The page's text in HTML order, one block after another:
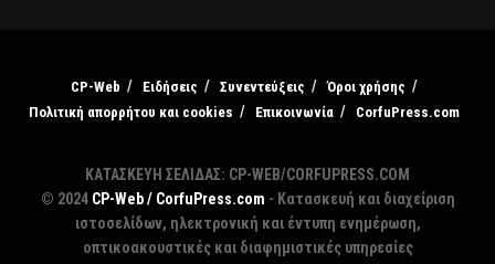
CP-Web Ειδήσεις Συνεντεύξεις
Όροι χρήσης
Πολιτική απορρήτου και cookies
Επικοινωνία CorfuPress.com
ΚΑΤΑΣΚΕΥΗ ΣΕΛΙΔΑΣ: CP-WEB/CORFUPRESS.COM
© 2024 CP-Web / CorfuPress.com - Κατασκευή και διαχείριση
ιστοσελίδων, ηλεκτρονική και έντυπη ενημέρωση,
οπτικοακουστικές και διαφημιστικές υπηρεσίες